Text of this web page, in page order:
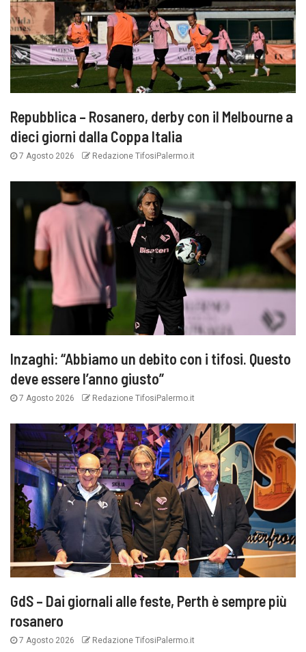
Repubblica – Rosanero, derby con il Melbourne a
dieci giorni dalla Coppa Italia
7 Agosto 2026 Redazione TifosiPalermo.it
Inzaghi: “Abbiamo un debito con i tifosi. Questo
deve essere l’anno giusto”
7 Agosto 2026 Redazione TifosiPalermo.it
GdS – Dai giornali alle feste, Perth è sempre più
rosanero
7 Agosto 2026 Redazione TifosiPalermo.it